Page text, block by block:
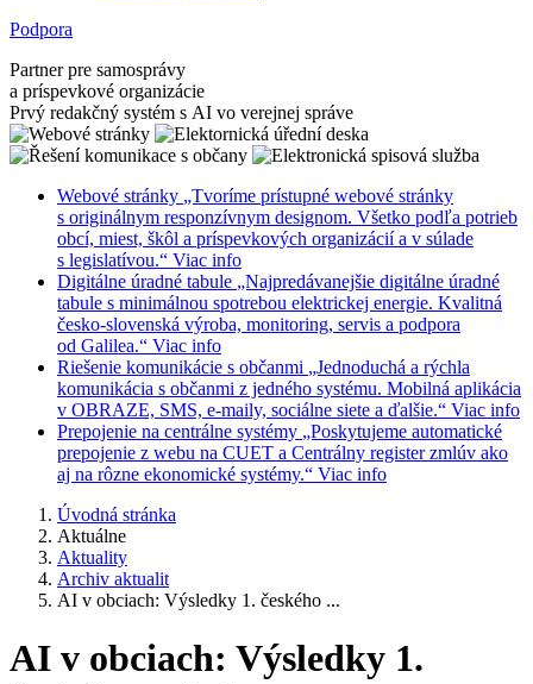
Podpora
Partner pre samosprávy
a príspevkové organizácie
Prvý redakčný systém s AI vo verejnej správe
Webové stránky „Tvoríme prístupné webové stránky
s originálnym responzívnym designom. Všetko podľa potrieb
obcí, miest, škôl a príspevkových organizácií a v súlade
s legislatívou.“ Viac info
Digitálne úradné tabule „Najpredávanejšie digitálne úradné
tabule s minimálnou spotrebou elektrickej energie. Kvalitná
česko-slovenská výroba, monitoring, servis a podpora
od Galilea.“ Viac info
Riešenie komunikácie s občanmi „Jednoduchá a rýchla
komunikácia s občanmi z jedného systému. Mobilná aplikácia
v OBRAZE, SMS, e-maily, sociálne siete a ďalšie.“ Viac info
Prepojenie na centrálne systémy „Poskytujeme automatické
prepojenie z webu na CUET a Centrálny register zmlúv ako
aj na rôzne ekonomické systémy.“ Viac info
Úvodná stránka
Aktuálne
Aktuality
Archiv aktualit
AI v obciach: Výsledky 1. českého ...
AI v obciach: Výsledky 1.